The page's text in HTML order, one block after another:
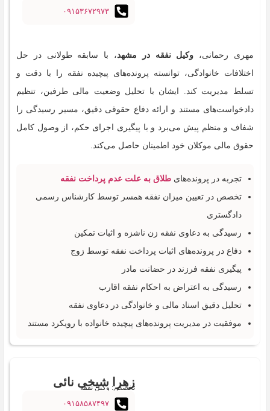
۰۹۱۵۳۶۷۲۹۷۳
مهری رحمانی، وکیل نفقه در مشهد، با سابقه طولانی در حل
اختلافات خانوادگی، توانسته پرونده‌های پیچیده نفقه را با دقت و
تسلط مدیریت کند. ایشان با تحلیل وضعیت مالی طرفین، تنظیم
دادخواست‌های مستند و ارائه دفاع حقوقی دقیق، مسیر رسیدگی را
شفاف و منظم پیش می‌برد و با پیگیری اجرای حکم، از وصول کامل
حقوق مالی موکلان خود اطمینان حاصل می‌کند.
تجربه در پرونده‌های طلاق به علت عدم پرداخت نفقه
تخصص در تعیین میزان نفقه همسر توسط کارشناس رسمی
دادگستری
رسیدگی به دعاوی نفقه زن ناشزه و اثبات تمکین
دفاع در پرونده‌های اثبات پرداخت نفقه توسط زوج
پیگیری نفقه فرزند در حضانت مادر
رسیدگی به اعتراض به احکام نفقه اقارب
تحلیل دقیق اسناد مالی و خانوادگی در دعاوی نفقه
موفقیت در مدیریت پرونده‌های پیچیده خانواده با رویکرد مستند
زهرا شیخی نائی
تخصص: وکیل نفقه
۰۹۱۵۸۵۸۷۴۹۷